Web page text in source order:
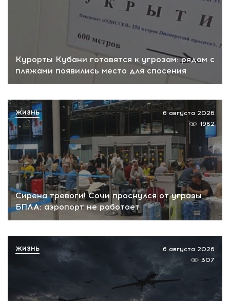
Курорты Кубани готовятся к угрозам: рядом с
пляжами появились места для спасения
Сирена тревоги! Сочи проснулся от угрозы
БПЛА: аэропорт не работает
6 августа 2026
1982
ЖИЗНЬ
6 августа 2026
307
ЖИЗНЬ